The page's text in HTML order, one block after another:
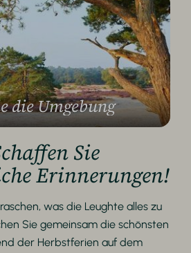
die Umgebung
Sie
Erinnerungen!
was die Leughte alles zu
Sie gemeinsam die schönsten
der Herbstferien auf dem